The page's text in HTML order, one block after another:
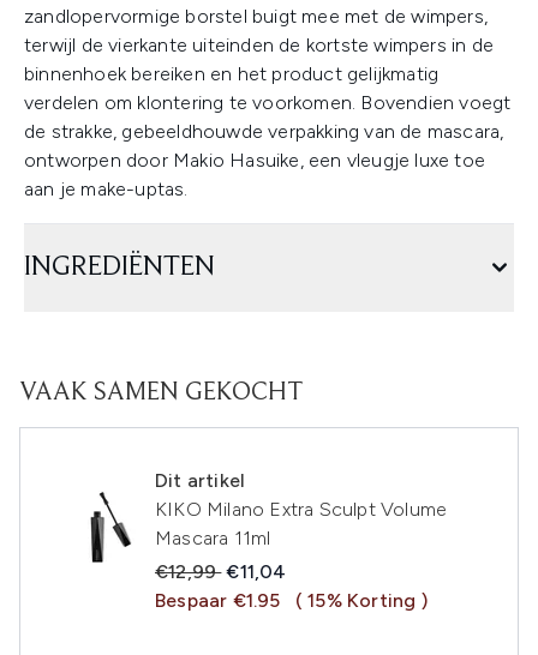
zandlopervormige borstel buigt mee met de wimpers,
terwijl de vierkante uiteinden de kortste wimpers in de
binnenhoek bereiken en het product gelijkmatig
verdelen om klontering te voorkomen. Bovendien voegt
de strakke, gebeeldhouwde verpakking van de mascara,
ontworpen door Makio Hasuike, een vleugje luxe toe
aan je make-uptas.
INGREDIËNTEN
VAAK SAMEN GEKOCHT
Dit artikel
KIKO Milano Extra Sculpt Volume
Mascara 11ml
Recommended Retail Price:
€12,99Huidige prijs:
€11,04
Bespaar €1.95
( 15% Korting )